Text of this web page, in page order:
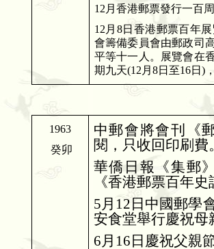
12 月香港郵票發行一百
12 月 8日香港郵票百年
會籌備委員會由郵政司
平等十一人。展覽會在
期九天(12月8日至16日 )
1963
癸卯
中郵會將會刊《
閱，只收回印刷費
華僑日報《集郵
《香港郵票百年史
5 月 12 日中國郵學
安食堂舉行慶祝母
6 月 16 日慶祝父親